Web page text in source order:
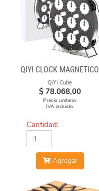
QIYI CLOCK MAGNÉTICO
QiYi Cube
$ 78.068,00
Precio unitario.
IVA incluido.
Cantidad:
Agregar